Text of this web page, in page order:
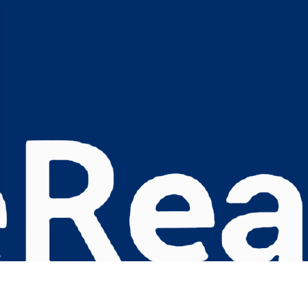
de confidentialité, en garantissant la conformité avec